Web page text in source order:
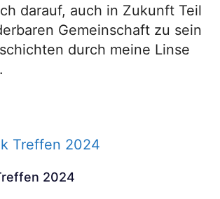
darauf, auch in Zukunft Teil
Gemeinschaft zu sein
durch meine Linse
2024